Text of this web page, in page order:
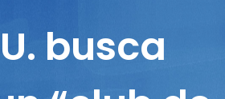
busca